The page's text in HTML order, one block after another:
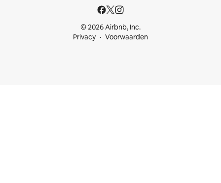
© 2026 Airbnb, Inc.
Privacy
Voorwaarden